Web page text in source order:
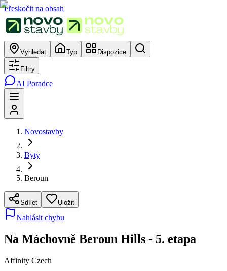
Přeskočit na obsah
Vyhledat Typ Dispozice
Filtry
AI Poradce
Novostavby
Byty
Beroun
Sdílet Uložit
Nahlásit chybu
Na Máchovně Beroun Hills - 5. etapa
Affinity Czech